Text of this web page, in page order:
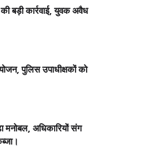
बड़ी कार्रवाई, युवक अवैध
पुलिस उपाधीक्षकों को
मनोबल, अधिकारियों संग